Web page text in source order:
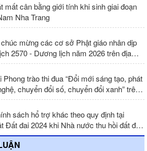
mất cân bằng giới tính khi sinh giai đoạn
Nha Trang
mừng các cơ sở Phật giáo nhân dịp
2570 - Dương lịch năm 2026 trên địa
Trang
Phong trào thi đua “Đổi mới sáng tạo, phát
chuyển đổi số, chuyển đổi xanh” trên
Trang
sách hổ trợ khác theo quy định tại
Đất đai 2024 khi Nhà nước thu hồi đất để
thị hỗn hợp thành phố Nha Trang